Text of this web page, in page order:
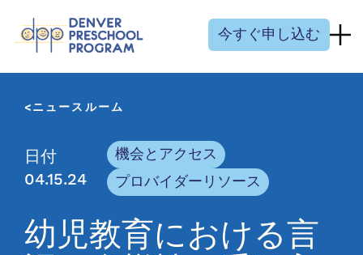
今すぐ申し込む
ニュースルーム
日付
04.15.24
機会とアクセス
プロバイダーリソース
幼児教育における言